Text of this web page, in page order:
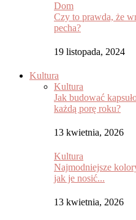
Dom
Czy to prawda, że
pecha?
19 listopada, 2024
Kultura
Kultura
Jak budować
każdą porę roku?
13 kwietnia, 2026
Kultura
Najmodniejsze
jak je nosić...
13 kwietnia, 2026